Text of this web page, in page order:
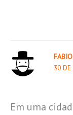
30 DE
Em uma